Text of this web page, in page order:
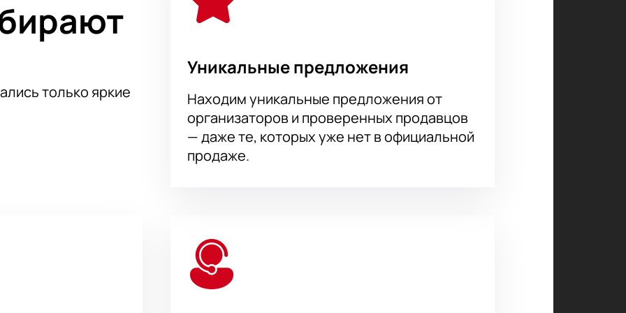
взгляд режиссера на события 1962 года.
только яркие
Уникальные предложения
Находим уникальные предложения от
организаторов и проверенных продавцов
— даже те, которых уже нет в официальной
продаже.